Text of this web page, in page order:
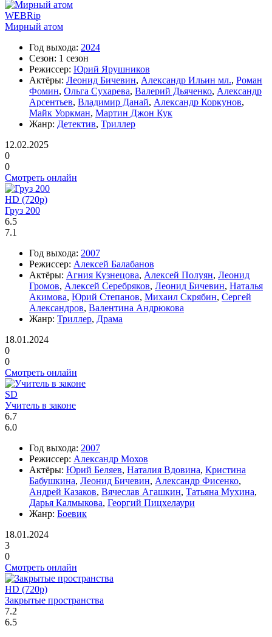
WEBRip
Мирный атом
Год выхода: 2024
Сезон: 1 сезон
Режиссер: Юрий Ярушников
Актёры: Леонид Бичевин, Александр Ильин мл., Роман
Фомин, Ольга Сухарева, Валерий Дьяченко, Александр
Арсентьев, Владимир Данай, Александр Коркунов,
Майк Уоркман, Мартин Джон Кук
Жанр: Детектив, Триллер
12.02.2025
0
0
Смотреть онлайн
HD (720p)
Груз 200
6.5
7.1
Год выхода: 2007
Режиссер: Алексей Балабанов
Актёры: Агния Кузнецова, Алексей Полуян, Леонид
Громов, Алексей Серебряков, Леонид Бичевин, Наталья
Акимова, Юрий Степанов, Михаил Скрябин, Сергей
Александров, Валентина Андрюкова
Жанр: Триллер, Драма
18.01.2024
0
0
Смотреть онлайн
SD
Учитель в законе
6.7
6.0
Год выхода: 2007
Режиссер: Александр Мохов
Актёры: Юрий Беляев, Наталия Вдовина, Кристина
Бабушкина, Леонид Бичевин, Александр Фисенко,
Андрей Казаков, Вячеслав Агашкин, Татьяна Мухина,
Дарья Калмыкова, Георгий Пицхелаури
Жанр: Боевик
18.01.2024
3
0
Смотреть онлайн
HD (720p)
Закрытые пространства
7.2
6.5